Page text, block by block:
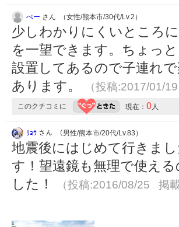
ぺー さん （女性/熊本市/30代/Lv.2）
少しわかりにくいところ
を一望できます。ちょっ
設置してあるので子連れ
あります。
（投稿:2017/01/
このクチコミに 現在： 0 人
ﾘｮｳ さん （男性/熊本市/20代/Lv.83）
地震後にはじめて行きま
す！望遠鏡も無理で使え
した！
（投稿:2016/08/25 掲